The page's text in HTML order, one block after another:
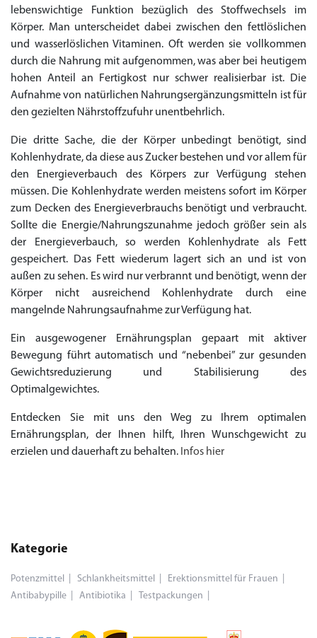
lebenswichtige Funktion bezüglich des Stoffwechsels im
Körper. Man unterscheidet dabei zwischen den fettlöslichen
und wasserlöslichen Vitaminen. Oft werden sie vollkommen
durch die Nahrung mit aufgenommen, was aber bei heutigem
hohen Anteil an Fertigkost nur schwer realisierbar ist. Die
Aufnahme von natürlichen Nahrungsergänzungsmitteln ist für
den gezielten Nährstoffzufuhr unentbehrlich.
Die dritte Sache, die der Körper unbedingt benötigt, sind
Kohlenhydrate, da diese aus Zucker bestehen und vor allem für
den Energieverbauch des Körpers zur Verfügung stehen
müssen. Die Kohlenhydrate werden meistens sofort im Körper
zum Decken des Energieverbrauchs benötigt und verbraucht.
Sollte die Energie/Nahrungszunahme jedoch größer sein als
der Energieverbauch, so werden Kohlenhydrate als Fett
gespeichert. Das Fett wiederum lagert sich an und ist von
außen zu sehen. Es wird nur verbrannt und benötigt, wenn der
Körper nicht ausreichend Kohlenhydrate durch eine
mangelnde Nahrungsaufnahme zur Verfügung hat.
Ein ausgewogener Ernährungsplan gepaart mit aktiver
Bewegung führt automatisch und “nebenbei” zur gesunden
Gewichtsreduzierung und Stabilisierung des
Optimalgewichtes.
Entdecken Sie mit uns den Weg zu Ihrem optimalen
Ernährungsplan, der Ihnen hilft, Ihren Wunschgewicht zu
erzielen und dauerhaft zu behalten. Infos hier
Kategorie
Potenzmittel Schlankheitsmittel
Erektionsmittel für Frauen
Antibabypille
Antibiotika Testpackungen